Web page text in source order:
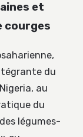
et
courges
du
au
du
légumes-